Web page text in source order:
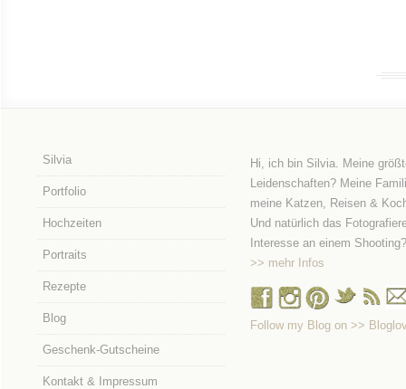
Silvia
Portfolio
Hochzeiten
Portraits
Rezepte
Blog
Geschenk-Gutscheine
Kontakt & Impressum
Hi, ich bin Silvia. Meine
Leidenschaften? Meine
meine Katzen, Reisen &
Und natürlich das
Interesse an einem Shooting?
>> mehr Infos
Follow my Blog on >>